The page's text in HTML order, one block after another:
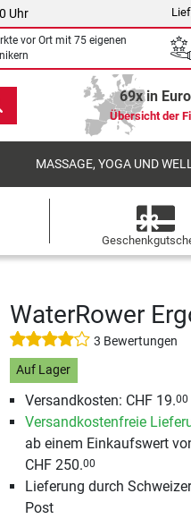
Uhr
vor Ort mit 75 eigenen
69x in
Übersicht der
MASSAGE, YOGA UND
WaterRower
3 Bewertungen
Auf Lager
Versandkosten: CHF 19.00
Versandkostenfreie
ab einem Einkaufswert
CHF 250.00
Lieferung durch
Post